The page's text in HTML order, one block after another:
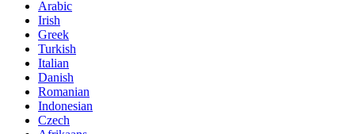
Arabic
Irish
Greek
Turkish
Italian
Danish
Romanian
Indonesian
Czech